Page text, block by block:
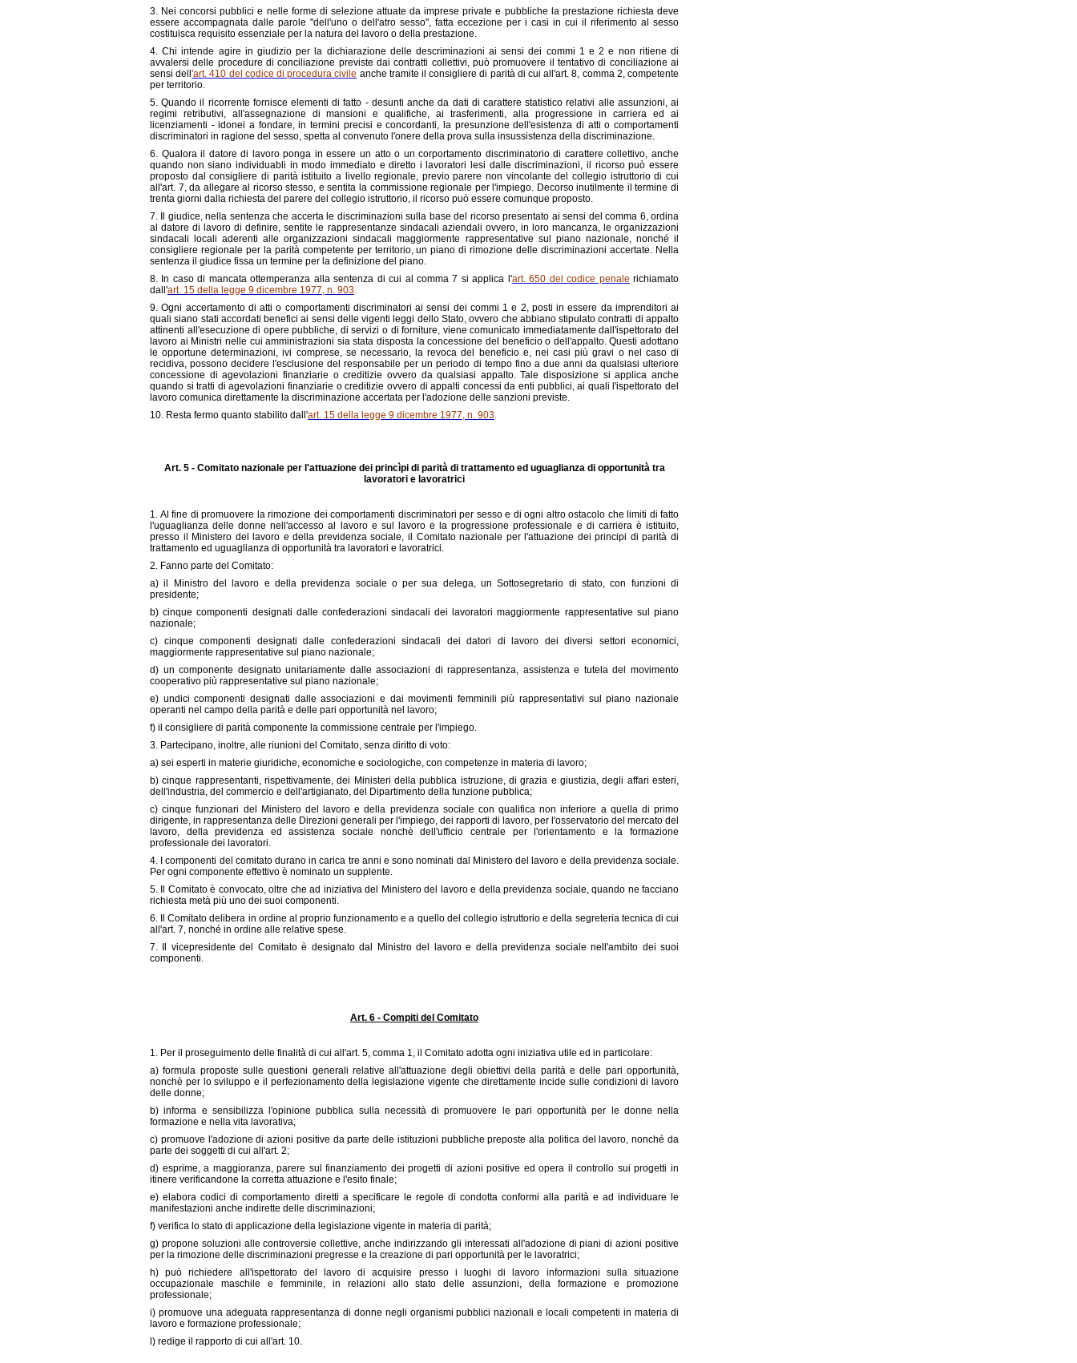
3. Nei concorsi pubblici e nelle forme di selezione attuate da imprese private e pubbliche la prestazione richiesta deve
essere accompagnata dalle parole "dell'uno o dell'atro sesso", fatta eccezione per i casi in cui il riferimento al sesso
costituisca requisito essenziale per la natura del lavoro o della prestazione.
4. Chi intende agire in giudizio per la dichiarazione delle descriminazioni ai sensi dei commi 1 e 2 e non ritiene di
avvalersi delle procedure di conciliazione previste dai contratti collettivi, può promuovere il tentativo di conciliazione ai
sensi dell'art. 410 del codice di procedura civile anche tramite il consigliere di parità di cui all'art. 8, comma 2, competente
per territorio.
5. Quando il ricorrente fornisce elementi di fatto - desunti anche da dati di carattere statistico relativi alle assunzioni, ai
regimi retributivi, all'assegnazione di mansioni e qualifiche, ai trasferimenti, alla progressione in carriera ed ai
licenziamenti - idonei a fondare, in termini precisi e concordanti, la presunzione dell'esistenza di atti o comportamenti
discriminatori in ragione del sesso, spetta al convenuto l'onere della prova sulla insussistenza della discriminazione.
6. Qualora il datore di lavoro ponga in essere un atto o un corportamento discriminatorio di carattere collettivo, anche
quando non siano individuabli in modo immediato e diretto i lavoratori lesi dalle discriminazioni, il ricorso può essere
proposto dal consigliere di parità istituito a livello regionale, previo parere non vincolante del collegio istruttorio di cui
all'art. 7, da allegare al ricorso stesso, e sentita la commissione regionale per l'impiego. Decorso inutilmente il termine di
trenta giorni dalla richiesta del parere del collegio istruttorio, il ricorso può essere comunque proposto.
7. Il giudice, nella sentenza che accerta le discriminazioni sulla base del ricorso presentato ai sensi del comma 6, ordina
al datore di lavoro di definire, sentite le rappresentanze sindacali aziendali ovvero, in loro mancanza, le organizzazioni
sindacali locali aderenti alle organizzazioni sindacali maggiormente rappresentative sul piano nazionale, nonché il
consigliere regionale per la parità competente per territorio, un piano di rimozione delle discriminazioni accertate. Nella
sentenza il giudice fissa un termine per la definizione del piano.
8. In caso di mancata ottemperanza alla sentenza di cui al comma 7 si applica l'art. 650 del codice penale richiamato
dall'art. 15 della legge 9 dicembre 1977, n. 903.
9. Ogni accertamento di atti o comportamenti discriminatori ai sensi dei commi 1 e 2, posti in essere da imprenditori ai
quali siano stati accordati benefici ai sensi delle vigenti leggi dello Stato, ovvero che abbiano stipulato contratti di appalto
attinenti all'esecuzione di opere pubbliche, di servizi o di forniture, viene comunicato immediatamente dall'ispettorato del
lavoro ai Ministri nelle cui amministrazioni sia stata disposta la concessione del beneficio o dell'appalto. Questi adottano
le opportune determinazioni, ivi comprese, se necessario, la revoca del beneficio e, nei casi più gravi o nel caso di
recidiva, possono decidere l'esclusione del responsabile per un periodo di tempo fino a due anni da qualsiasi ulteriore
concessione di agevolazioni finanziarie o creditizie ovvero da qualsiasi appalto. Tale disposizione si applica anche
quando si tratti di agevolazioni finanziarie o creditizie ovvero di appalti concessi da enti pubblici, ai quali l'ispettorato del
lavoro comunica direttamente la discriminazione accertata per l'adozione delle sanzioni previste.
10. Resta fermo quanto stabilito dall'art. 15 della legge 9 dicembre 1977, n. 903.
Art. 5 - Comitato nazionale per l'attuazione dei princìpi di parità di trattamento ed uguaglianza di opportunità tra
lavoratori e lavoratrici
1. Al fine di promuovere la rimozione dei comportamenti discriminatori per sesso e di ogni altro ostacolo che limiti di fatto
l'uguaglianza delle donne nell'accesso al lavoro e sul lavoro e la progressione professionale e di carriera è istituito,
presso il Ministero del lavoro e della previdenza sociale, il Comitato nazionale per l'attuazione dei principi di parità di
trattamento ed uguaglianza di opportunità tra lavoratori e lavoratrici.
2. Fanno parte del Comitato:
a) il Ministro del lavoro e della previdenza sociale o per sua delega, un Sottosegretario di stato, con funzioni di
presidente;
b) cinque componenti designati dalle confederazioni sindacali dei lavoratori maggiormente rappresentative sul piano
nazionale;
c) cinque componenti designati dalle confederazioni sindacali dei datori di lavoro dei diversi settori economici,
maggiormente rappresentative sul piano nazionale;
d) un componente designato unitariamente dalle associazioni di rappresentanza, assistenza e tutela del movimento
cooperativo più rappresentative sul piano nazionale;
e) undici componenti designati dalle associazioni e dai movimenti femminili più rappresentativi sul piano nazionale
operanti nel campo della parità e delle pari opportunità nel lavoro;
f) il consigliere di parità componente la commissione centrale per l'impiego.
3. Partecipano, inoltre, alle riunioni del Comitato, senza diritto di voto:
a) sei esperti in materie giuridiche, economiche e sociologiche, con competenze in materia di lavoro;
b) cinque rappresentanti, rispettivamente, dei Ministeri della pubblica istruzione, di grazia e giustizia, degli affari esteri,
dell'industria, del commercio e dell'artigianato, del Dipartimento della funzione pubblica;
c) cinque funzionari del Ministero del lavoro e della previdenza sociale con qualifica non inferiore a quella di primo
dirigente, in rappresentanza delle Direzioni generali per l'impiego, dei rapporti di lavoro, per l'osservatorio del mercato del
lavoro, della previdenza ed assistenza sociale nonchè dell'ufficio centrale per l'orientamento e la formazione
professionale dei lavoratori.
4. I componenti del comitato durano in carica tre anni e sono nominati dal Ministero del lavoro e della previdenza sociale.
Per ogni componente effettivo è nominato un supplente.
5. Il Comitato è convocato, oltre che ad iniziativa del Ministero del lavoro e della previdenza sociale, quando ne facciano
richiesta metà più uno dei suoi componenti.
6. Il Comitato delibera in ordine al proprio funzionamento e a quello del collegio istruttorio e della segreteria tecnica di cui
all'art. 7, nonché in ordine alle relative spese.
7. Il vicepresidente del Comitato è designato dal Ministro del lavoro e della previdenza sociale nell'ambito dei suoi
componenti.
Art. 6 - Compiti del Comitato
1. Per il proseguimento delle finalità di cui all'art. 5, comma 1, il Comitato adotta ogni iniziativa utile ed in particolare:
a) formula proposte sulle questioni generali relative all'attuazione degli obiettivi della parità e delle pari opportunità,
nonchè per lo sviluppo e il perfezionamento della legislazione vigente che direttamente incide sulle condizioni di lavoro
delle donne;
b) informa e sensibilizza l'opinione pubblica sulla necessità di promuovere le pari opportunità per le donne nella
formazione e nella vita lavorativa;
c) promuove l'adozione di azioni positive da parte delle istituzioni pubbliche preposte alla politica del lavoro, nonché da
parte dei soggetti di cui all'art. 2;
d) esprime, a maggioranza, parere sul finanziamento dei progetti di azioni positive ed opera il controllo sui progetti in
itinere verificandone la corretta attuazione e l'esito finale;
e) elabora codici di comportamento diretti a specificare le regole di condotta conformi alla parità e ad individuare le
manifestazioni anche indirette delle discriminazioni;
f) verifica lo stato di applicazione della legislazione vigente in materia di parità;
g) propone soluzioni alle controversie collettive, anche indirizzando gli interessati all'adozione di piani di azioni positive
per la rimozione delle discriminazioni pregresse e la creazione di pari opportunità per le lavoratrici;
h) può richiedere all'ispettorato del lavoro di acquisire presso i luoghi di lavoro informazioni sulla situazione
occupazionale maschile e femminile, in relazioni allo stato delle assunzioni, della formazione e promozione
professionale;
i) promuove una adeguata rappresentanza di donne negli organismi pubblici nazionali e locali competenti in materia di
lavoro e formazione professionale;
l) redige il rapporto di cui all'art. 10.